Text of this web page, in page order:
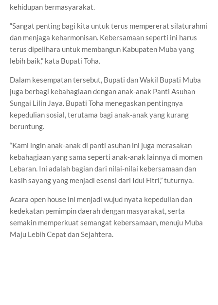
kehidupan bermasyarakat.
“Sangat penting bagi kita untuk terus mempererat silaturahmi
dan menjaga keharmonisan. Kebersamaan seperti ini harus
terus dipelihara untuk membangun Kabupaten Muba yang
lebih baik,” kata Bupati Toha.
Dalam kesempatan tersebut, Bupati dan Wakil Bupati Muba
juga berbagi kebahagiaan dengan anak-anak Panti Asuhan
Sungai Lilin Jaya. Bupati Toha menegaskan pentingnya
kepedulian sosial, terutama bagi anak-anak yang kurang
beruntung.
“Kami ingin anak-anak di panti asuhan ini juga merasakan
kebahagiaan yang sama seperti anak-anak lainnya di momen
Lebaran. Ini adalah bagian dari nilai-nilai kebersamaan dan
kasih sayang yang menjadi esensi dari Idul Fitri,” tuturnya.
Acara open house ini menjadi wujud nyata kepedulian dan
kedekatan pemimpin daerah dengan masyarakat, serta
semakin memperkuat semangat kebersamaan, menuju Muba
Maju Lebih Cepat dan Sejahtera.